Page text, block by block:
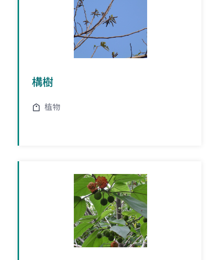
構樹
植物